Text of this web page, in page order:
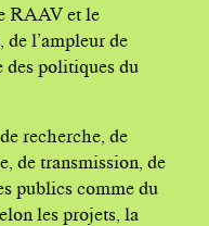
RAAV et le
l’ampleur de
des politiques du
recherche, de
de transmission, de
publics comme du
les projets, la